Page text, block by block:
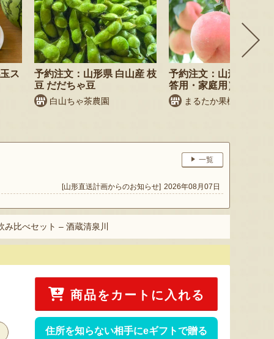
ス
予約注文：山形県 白山産 枝
豆 だだちゃ豆
白山ちゃ茶農園
予約注文：山形県産 桃
答用・家庭用）
まるたか果樹園
一覧
[山形直送計画からのお知らせ] 2026年08月07日
比べセット – 酒蔵清泉川
商品をカートに入れる
住所を知らない相手にeギフトで贈る